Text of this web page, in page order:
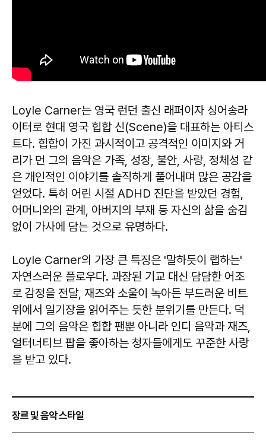
Loyle Carner는 영국 런던 출신 래퍼이자 싱어송라
이터로 현대 영국 힙합 신(Scene)을 대표하는 아티스
트다. 힙합이 가진 과시적이고 공격적인 이미지와 거
리가 먼 그의 음악은 가족, 성장, 불안, 사랑, 정체성 같
은 개인적인 이야기를 솔직하게 풀어내며 많은 공감을
얻었다. 특히 어린 시절 ADHD 진단을 받았던 경험,
어머니와의 관계, 아버지의 부재 등 자신의 삶을 숨김
없이 가사에 담는 것으로 유명하다.
Loyle Carner의 가장 큰 특징은 '말하듯이 랩하는'
자연스러운 플로우다. 과장된 기교 대신 담담한 어조
로 감정을 전달, 재즈와 소울이 녹아든 부드러운 비트
위에서 일기장을 읽어주는 듯한 분위기를 만든다. 덕
분에 그의 음악은 힙합 팬뿐 아니라 인디 음악과 재즈,
얼터너티브 팝을 좋아하는 청자들에게도 꾸준한 사랑
을 받고 있다.
장르 및 음악 스타일